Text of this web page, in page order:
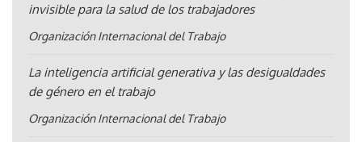
invisible para la salud de los trabajadores
Organización Internacional del Trabajo
La inteligencia artificial generativa y las desigualdades
de género en el trabajo
Organización Internacional del Trabajo